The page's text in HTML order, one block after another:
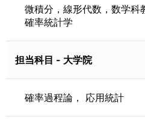
微積分，線形代数，数学科
確率統計学
担当科目 - 大学院
確率過程論， 応用統計